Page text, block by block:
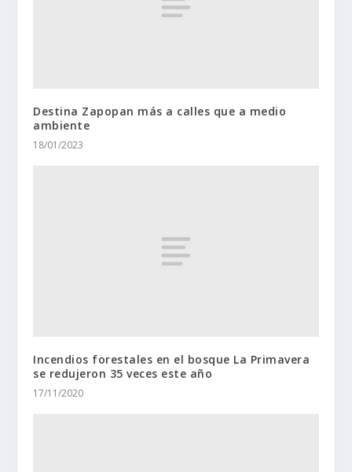
Destina Zapopan más a calles que a medio
ambiente
18/01/2023
Incendios forestales en el bosque La Primavera
se redujeron 35 veces este año
17/11/2020